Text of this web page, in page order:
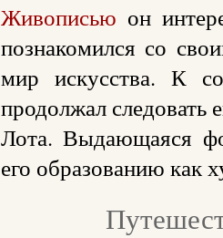
Живописью он
познакомился со
мир искусства. К
продолжал следовать
Лота. Выдающаяся
его образованию как